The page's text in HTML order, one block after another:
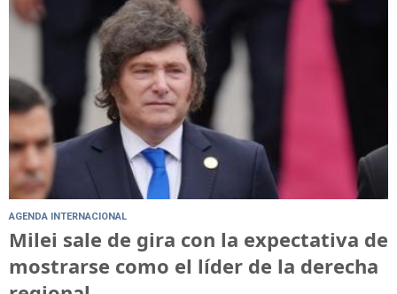
AGENDA INTERNACIONAL
Milei sale de gira con la expectativa de
mostrarse como el líder de la derecha